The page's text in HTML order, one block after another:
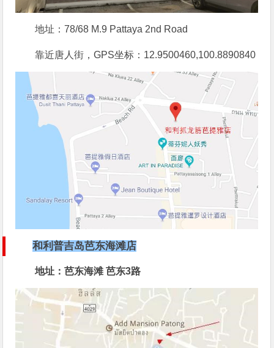
地址：78/68 M.9 Pattaya 2nd Road
靠近唐人街，GPS坐标：12.9500460,100.8890840
和利普吉岛芭东海滩店
地址：芭东海滩 芭东3路